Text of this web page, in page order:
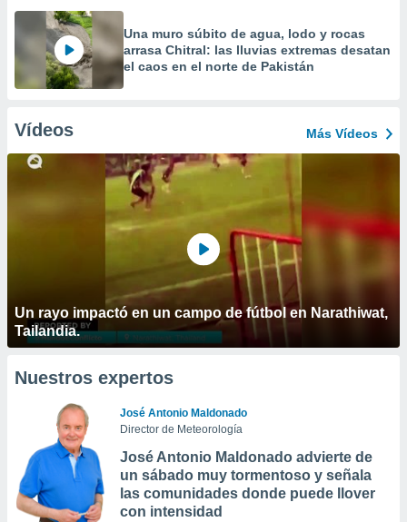
Una muro súbito de agua, lodo y rocas
arrasa Chitral: las lluvias extremas desatan
el caos en el norte de Pakistán
Vídeos Más Vídeos
Un rayo impactó en un campo de fútbol en Narathiwat,
Tailandia.
Nuestros expertos
José Antonio Maldonado
Director de Meteorología
José Antonio Maldonado advierte de
un sábado muy tormentoso y señala
las comunidades donde puede llover
con intensidad